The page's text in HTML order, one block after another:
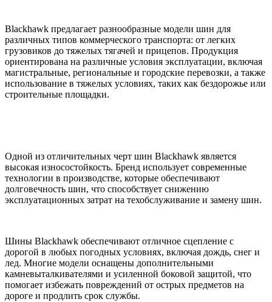
Blackhawk предлагает разнообразные модели шин для
различных типов коммерческого транспорта: от легких
грузовиков до тяжелых тягачей и прицепов. Продукция
ориентирована на различные условия эксплуатации, включая
магистральные, региональные и городские перевозки, а также
использование в тяжелых условиях, таких как бездорожье или
строительные площадки.
Одной из отличительных черт шин Blackhawk является
высокая износостойкость. Бренд использует современные
технологии в производстве, которые обеспечивают
долговечность шин, что способствует снижению
эксплуатационных затрат на техобслуживание и замену шин.
Шины Blackhawk обеспечивают отличное сцепление с
дорогой в любых погодных условиях, включая дождь, снег и
лед. Многие модели оснащены дополнительными
камневыталкивателями и усиленной боковой защитой, что
помогает избежать повреждений от острых предметов на
дороге и продлить срок службы.